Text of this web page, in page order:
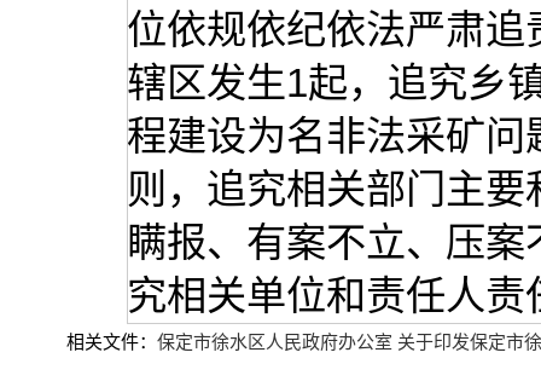
位依规依纪依法严肃
辖区发生1起，追究乡
程建设为名非法采矿问
则，追究相关部门主
瞒报、有案不立、压
究相关单位和责任人责
相关文件： 保定市徐水区人民政府办公室 关于印发保定市